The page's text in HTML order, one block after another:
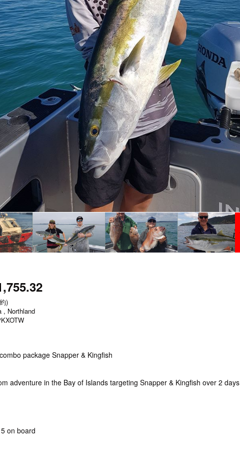
)
, Northland
package Snapper & Kingfish
adventure in the Bay of Islands targeting Snapper & Kingfish over 2 days
on board